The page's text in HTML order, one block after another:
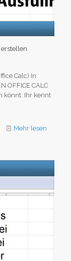
Calc) In
OFFICE CALC
könnt. Ihr kennt
Mehr lesen